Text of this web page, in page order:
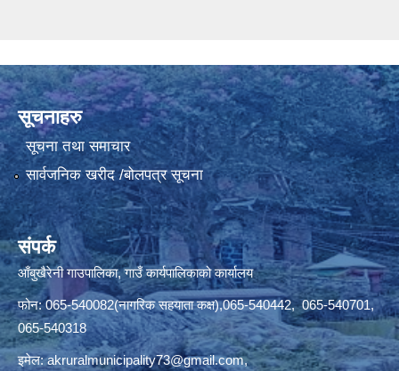
सूचनाहरु
सूचना तथा समाचार
सार्वजनिक खरीद /बोलपत्र सूचना
संपर्क
आँबुखैरेनी गाउपालिका, गाउँ कार्यपालिकाको कार्यालय
फोन: 065-540082(नागरिक सहयाता कक्ष),065-540442, 065-540701,
065-540318
इमेल:akruralmunicipality73@gmail.com,